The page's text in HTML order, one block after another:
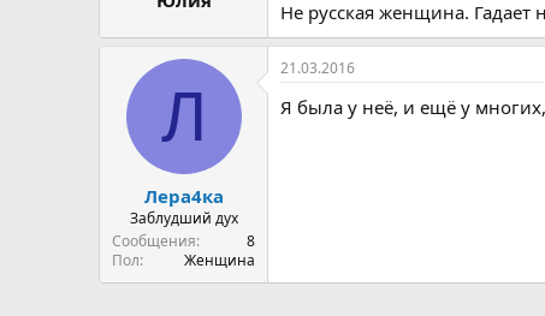
Не русская женщина.
Л
Лера4ка
Заблудший дух
Сообщения
8
Пол
Женщина
21.03.2016
Я была у неё, и ещё у